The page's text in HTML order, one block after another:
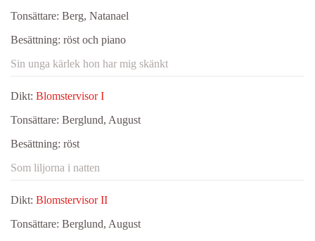
Tonsättare: Berg, Natanael
Besättning: röst och piano
Sin unga kärlek hon har mig skänkt
Dikt: Blomstervisor I
Tonsättare: Berglund, August
Besättning: röst
Som liljorna i natten
Dikt: Blomstervisor II
Tonsättare: Berglund, August